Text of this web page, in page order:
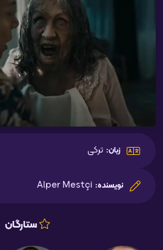
زبان: ترکی
نویسنده: Alper Mestçi
ستارگان